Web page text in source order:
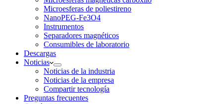
Microesferas de poliestireno
NanoPEG-Fe3O4
Instrumentos
Separadores magnéticos
Consumibles de laboratorio
Descargas
Noticias
Noticias de la industria
Noticias de la empresa
Compartir tecnología
Preguntas frecuentes